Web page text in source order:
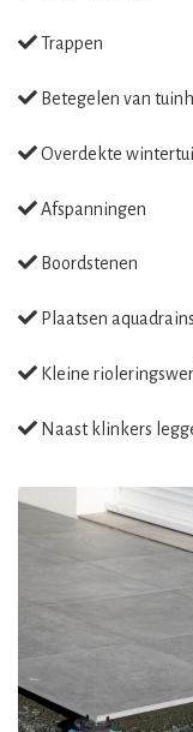
Trappen
Betegelen van
Overdekte
Afspanningen
Boordstenen
Plaatsen aquadrains
Kleine
Naast klinkers